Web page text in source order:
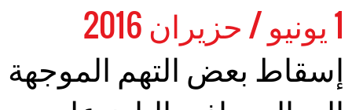
1 يونيو / حزيران 2016
إسقاط بعض التهم الموجهة